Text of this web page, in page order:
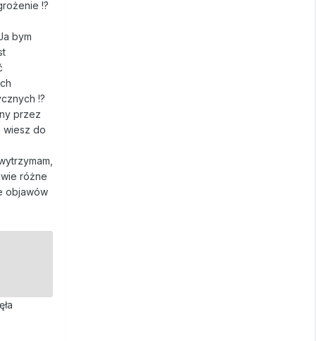
!?
bym
!?
przez
wiesz do
różne
objawów